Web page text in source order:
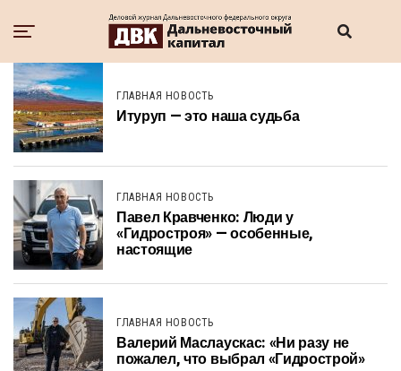
ГЛАВНАЯ НОВОСТЬ
Итуруп — это наша судьба
ГЛАВНАЯ НОВОСТЬ
Павел Кравченко: Люди у
«Гидростроя» — особенные,
настоящие
ГЛАВНАЯ НОВОСТЬ
Валерий Маслаускас: «Ни разу не
пожалел, что выбрал «Гидрострой»